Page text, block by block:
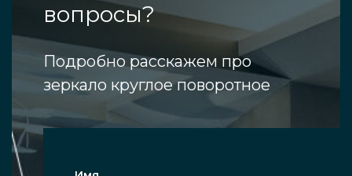
вопросы?
Подробно расскажем про
зеркало круглое поворотное